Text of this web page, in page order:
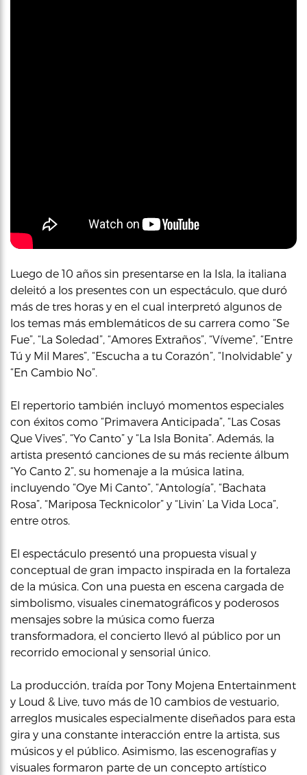
Luego de 10 años sin presentarse en la Isla, la italiana
deleitó a los presentes con un espectáculo, que duró
más de tres horas y en el cual interpretó algunos de
los temas más emblemáticos de su carrera como “Se
Fue”, “La Soledad”, “Amores Extraños”, “Víveme”, “Entre
Tú y Mil Mares”, “Escucha a tu Corazón”, “Inolvidable” y
“En Cambio No”.
El repertorio también incluyó momentos especiales
con éxitos como “Primavera Anticipada”, “Las Cosas
Que Vives”, “Yo Canto” y “La Isla Bonita”. Además, la
artista presentó canciones de su más reciente álbum
“Yo Canto 2”, su homenaje a la música latina,
incluyendo “Oye Mi Canto”, “Antología”, “Bachata
Rosa”, “Mariposa Tecknicolor” y “Livin’ La Vida Loca”,
entre otros.
El espectáculo presentó una propuesta visual y
conceptual de gran impacto inspirada en la fortaleza
de la música. Con una puesta en escena cargada de
simbolismo, visuales cinematográficos y poderosos
mensajes sobre la música como fuerza
transformadora, el concierto llevó al público por un
recorrido emocional y sensorial único.
La producción, traída por Tony Mojena Entertainment
y Loud & Live, tuvo más de 10 cambios de vestuario,
arreglos musicales especialmente diseñados para esta
gira y una constante interacción entre la artista, sus
músicos y el público. Asimismo, las escenografías y
visuales formaron parte de un concepto artístico